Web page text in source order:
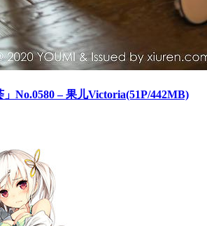
」No.0580 – 果儿Victoria(51P/442MB)